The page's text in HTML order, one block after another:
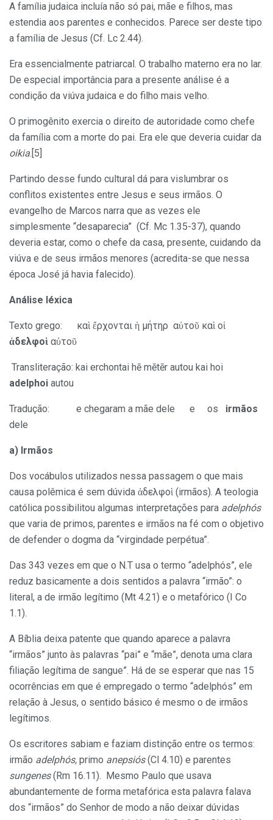
A família judaica incluía não só pai, mãe e filhos, mas
estendia aos parentes e conhecidos. Parece ser deste tipo
a família de Jesus (Cf. Lc 2.44).
Era essencialmente patriarcal. O trabalho materno era no lar.
De especial importância para a presente análise é a
condição da viúva judaica e do filho mais velho.
O primogênito exercia o direito de autoridade como chefe
da família com a morte do pai. Era ele que deveria cuidar da
oikia.[5]
Partindo desse fundo cultural dá para vislumbrar os
conflitos existentes entre Jesus e seus irmãos. O
evangelho de Marcos narra que as vezes ele
simplesmente “desaparecia” (Cf. Mc 1.35-37), quando
deveria estar, como o chefe da casa, presente, cuidando da
viúva e de seus irmãos menores (acredita-se que nessa
época José já havia falecido).
Análise léxica
Texto grego: καὶ ἔρχονται ἡ μήτηρ αὐτοῦ καὶ οἱ
ἀδελφοὶ αὐτοῦ
Transliteração: kai erchontai hē mētēr autou kai hoi
adelphoi autou
Tradução: e chegaram a mãe dele e os irmãos
dele
a) Irmãos
Dos vocábulos utilizados nessa passagem o que mais
causa polêmica é sem dúvida ἀδελφοὶ (irmãos). A teologia
católica possibilitou algumas interpretações para adelphós
que varia de primos, parentes e irmãos na fé com o objetivo
de defender o dogma da “virgindade perpétua”.
Das 343 vezes em que o N.T usa o termo “adelphós”, ele
reduz basicamente a dois sentidos a palavra “irmão”: o
literal, a de irmão legítimo (Mt 4.21) e o metafórico (I Co
1.1).
A Bíblia deixa patente que quando aparece a palavra
“irmãos” junto às palavras “pai” e “mãe”, denota uma clara
filiação legítima de sangue”. Há de se esperar que nas 15
ocorrências em que é empregado o termo “adelphós” em
relação à Jesus, o sentido básico é mesmo o de irmãos
legítimos.
Os escritores sabiam e faziam distinção entre os termos:
irmão adelphós, primo anepsiós(Cl 4.10) e parentes
sungenes(Rm 16.11). Mesmo Paulo que usava
abundantemente de forma metafórica esta palavra falava
dos “irmãos” do Senhor de modo a não deixar dúvidas